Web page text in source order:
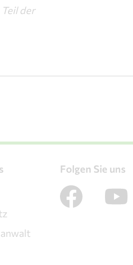
der
Folgen Sie uns